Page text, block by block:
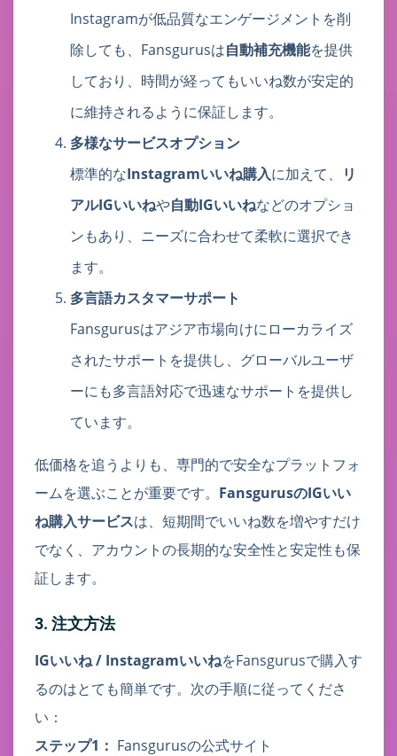
Instagramが低品質なエンゲージメントを削
除しても、Fansgurusは自動補充機能を提供
しており、時間が経ってもいいね数が安定的
に維持されるように保証します。
多様なサービスオプション
標準的なInstagramいいね購入に加えて、
リ
アルIGいいねや自動IGいいねなどのオプショ
ンもあり、ニーズに合わせて柔軟に選択でき
ます。
多言語カスタマーサポート
Fansgurusはアジア市場向けにローカライズ
されたサポートを提供し、グローバルユーザ
ーにも多言語対応で迅速なサポートを提供し
ています。
低価格を追うよりも、専門的で安全なプラットフォ
ームを選ぶことが重要です。 FansgurusのIGいい
ね購入サービスは、短期間でいいね数を増やすだけ
でなく、アカウントの長期的な安全性と安定性も保
証します。
3. 注文方法
IGいいね / InstagramいいねをFansgurusで購入す
るのはとても簡単です。次の手順に従ってくださ
い：
ステップ1： Fansgurusの公式サイト